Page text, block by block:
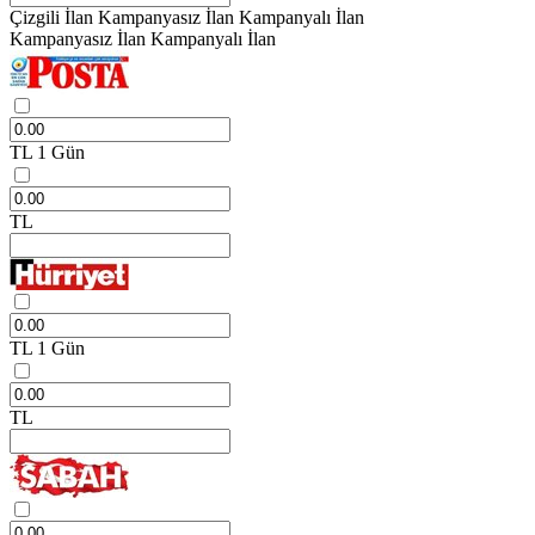
Çizgili İlan Kampanyasız İlan Kampanyalı İlan
Kampanyasız İlan Kampanyalı İlan
TL 1 Gün
TL
TL 1 Gün
TL